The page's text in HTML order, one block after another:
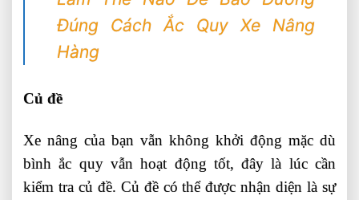
Đúng Cách Ắc Quy Xe Nâng
Hàng
Củ đề
Xe nâng của bạn vẫn không khởi động mặc dù
bình ắc quy vẫn hoạt động tốt, đây là lúc cần
kiểm tra củ đề. Củ đề có thể được nhận diện là sự